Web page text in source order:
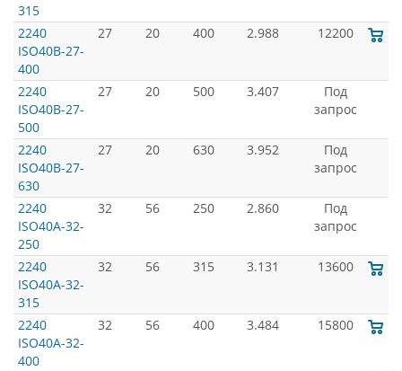
315
2240
ISO40B-27-
400
27 20 400 2.988 12200
2240
ISO40B-27-
500
27 20 500 3.407
Под
запрос
2240
ISO40B-27-
630
27 20 630 3.952
Под
запрос
2240
ISO40A-32-
250
32 56 250 2.860
Под
запрос
2240
ISO40A-32-
315
32 56 315 3.131 13600
2240
ISO40A-32-
400
32 56 400 3.484 15800